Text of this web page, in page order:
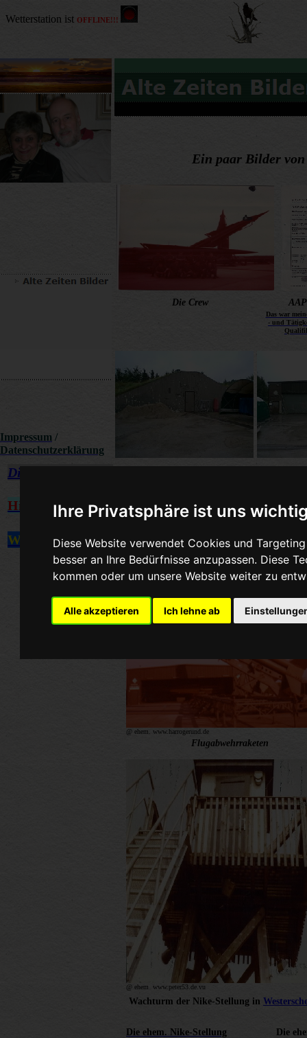
Ihre Privatsphäre ist uns
Diese Website verwendet Cookies und
besser an Ihre Bedürfnisse anzupassen. Diese
kommen oder um unsere Website weiter zu
Alle akzeptieren Ich lehne ab
Impressum /
Datenschutzerklärung
Direkt zum Wetter
Ein paar Bilder
Die Crew
Das war
- und
Hinweis!
Wetterlinks
@ ehem. www.harrogerund.de
Flugabwehrraketen
@ ehem www.peter53.de.vu
Wachturm der Nike-Stellung in
Die ehem. Nike-Stellung Die